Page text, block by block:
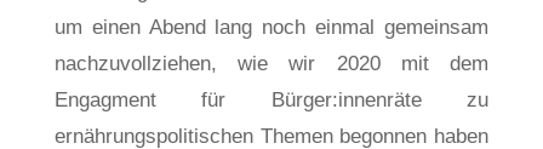
um einen Abend lang noch einmal gemeinsam
nachzuvollziehen, wie wir 2020 mit dem
Engagment für Bürger:innenräte zu
ernährungspolitischen Themen begonnen haben